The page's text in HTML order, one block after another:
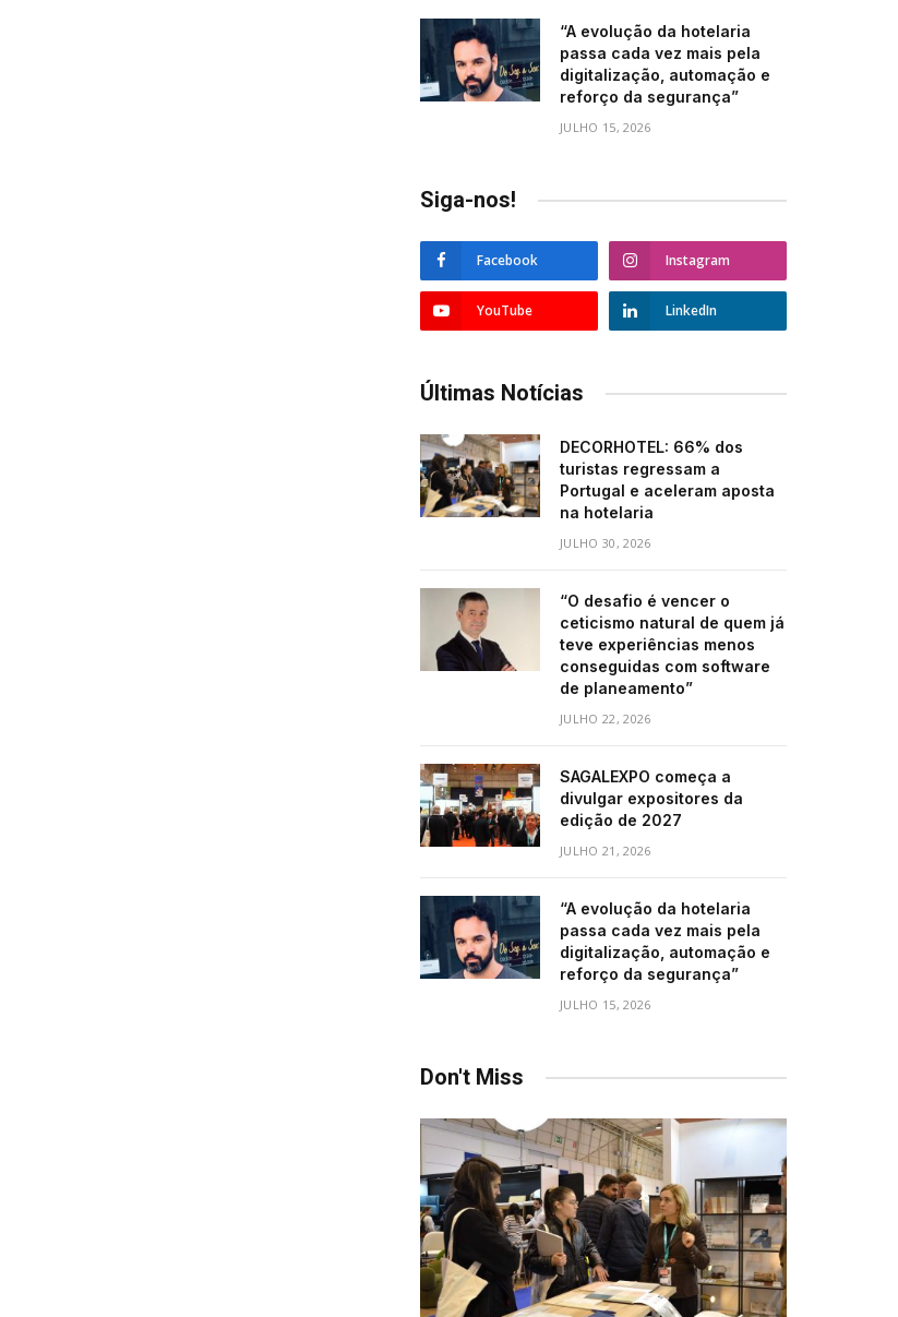
“A evolução da hotelaria
passa cada vez mais pela
digitalização, automação e
reforço da segurança”
JULHO 15, 2026
Siga-nos!
Facebook Instagram
YouTube LinkedIn
Últimas Notícias
DECORHOTEL: 66% dos
turistas regressam a
Portugal e aceleram aposta
na hotelaria
JULHO 30, 2026
“O desafio é vencer o
ceticismo natural de quem já
teve experiências menos
conseguidas com software
de planeamento”
JULHO 22, 2026
SAGALEXPO começa a
divulgar expositores da
edição de 2027
JULHO 21, 2026
“A evolução da hotelaria
passa cada vez mais pela
digitalização, automação e
reforço da segurança”
JULHO 15, 2026
Don't Miss